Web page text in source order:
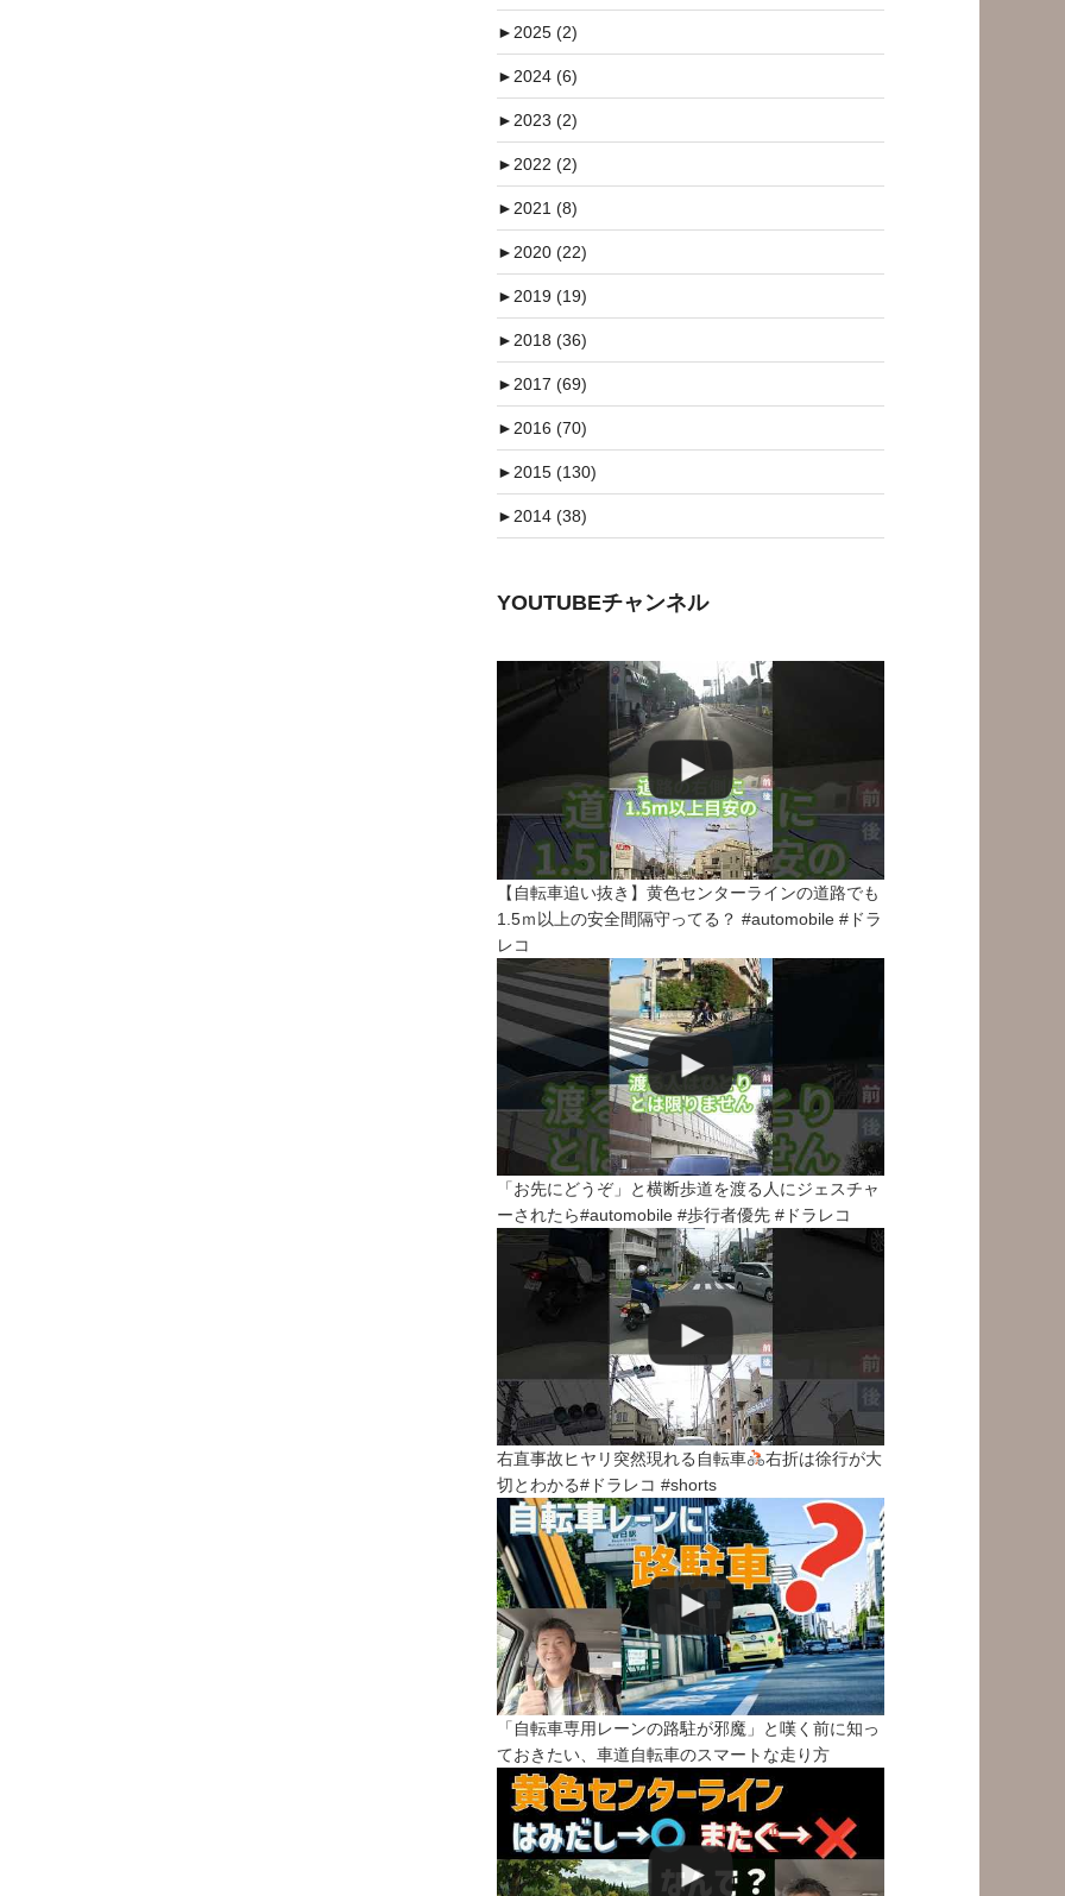
►2025 (2)
►2024 (6)
►2023 (2)
►2022 (2)
►2021 (8)
►2020 (22)
►2019 (19)
►2018 (36)
►2017 (69)
►2016 (70)
►2015 (130)
►2014 (38)
YOUTUBEチャンネル
【自転車追い抜き】黄色センターラインの道路でも
1.5ｍ以上の安全間隔守ってる？ #automobile #ドラ
レコ
「お先にどうぞ」と横断歩道を渡る人にジェスチャ
ーされたら#automobile #歩行者優先 #ドラレコ
右直事故ヒヤリ突然現れる自転車
右折は徐行が大
切とわかる#ドラレコ #shorts
「自転車専用レーンの路駐が邪魔」と嘆く前に知っ
ておきたい、車道自転車のスマートな走り方